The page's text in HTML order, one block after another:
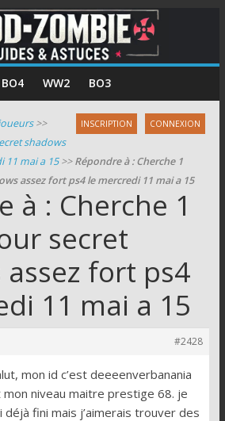
BO4 WW2 BO3
INSCRIPTION CONNEXION
>>
shadows
11 mai a 15>>Répondre à : Cherche 1
assez fort ps4 le mercredi 11 mai a 15
à : Cherche 1
secret
assez fort ps4
11 mai a 15
#2428
mon id c’est deeeenverbanania
mon niveau maitre prestige 68. je
déjà fini mais j’aimerais trouver des